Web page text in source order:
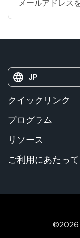
JP
クイックリンク
プログラム
リソース
ご利用にあたって
©2026